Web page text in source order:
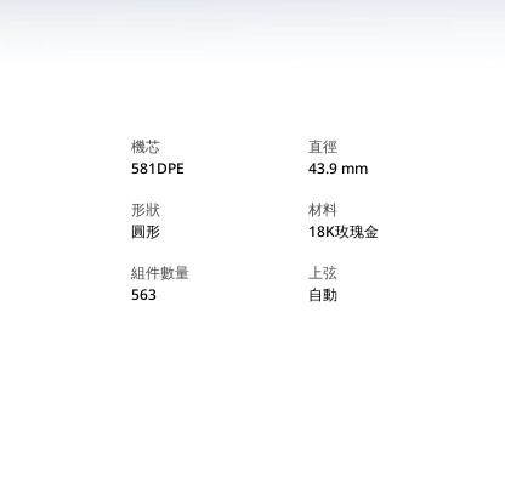
機芯
581DPE
直徑
43.9 mm
形狀
圓形
材料
18K玫瑰金
組件數量
563
上弦
自動